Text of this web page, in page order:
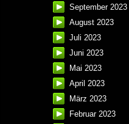
September 2023
August 2023
Juli 2023
Juni 2023
Mai 2023
April 2023
März 2023
Februar 2023